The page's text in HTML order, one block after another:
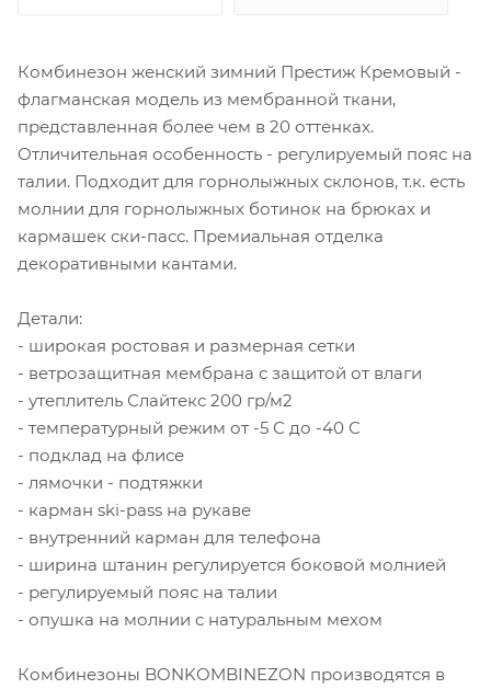
Комбинезон женский зимний Престиж Кремовый -
флагманская модель из мембранной ткани,
представленная более чем в 20 оттенках.
Отличительная особенность - регулируемый пояс на
талии. Подходит для горнолыжных склонов, т.к. есть
молнии для горнолыжных ботинок на брюках и
кармашек ски-пасс. Премиальная отделка
декоративными кантами.
Детали:
- широкая ростовая и размерная сетки
- ветрозащитная мембрана с защитой от влаги
- утеплитель Слайтекс 200 гр/м2
- температурный режим от -5 С до -40 С
- подклад на флисе
- лямочки - подтяжки
- карман ski-pass на рукаве
- внутренний карман для телефона
- ширина штанин регулируется боковой молнией
- регулируемый пояс на талии
- опушка на молнии с натуральным мехом
Комбинезоны BONKOMBINEZON производятся в